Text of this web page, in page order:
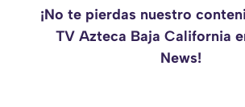
¡No te pierdas nuestro
TV Azteca Baja California
News!